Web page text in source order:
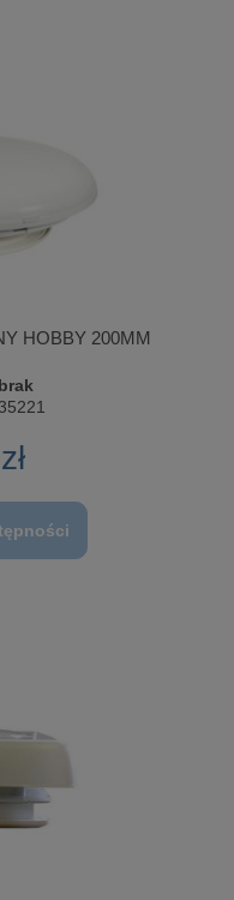
HOBBY 200MM
brak
35221